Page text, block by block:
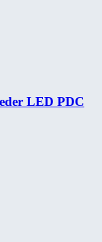
LED PDC